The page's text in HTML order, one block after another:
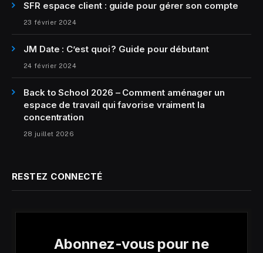
SFR espace client : guide pour gérer son compte
23 février 2024
JM Date : C’est quoi ? Guide pour débutant
24 février 2024
Back to School 2026 – Comment aménager un
espace de travail qui favorise vraiment la
concentration
28 juillet 2026
RESTEZ CONNECTÉ
Abonnez-vous pour ne